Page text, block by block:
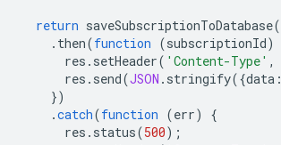
return saveSubscriptionToDatabase(
. then(function (subscriptionId)
res . setHeader( 'Content-Type' ,
res . send(JSON . stringify({data :
})
.catch(function (err)
{
res . status(500);